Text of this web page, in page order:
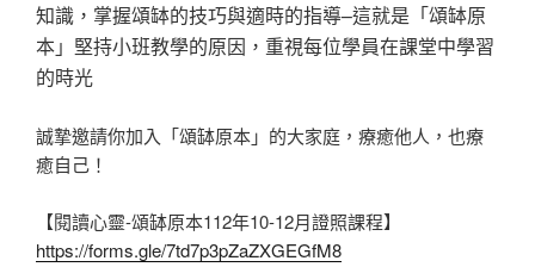
知識，掌握頌缽的技巧與適時的指導–這就是「頌缽原
本」堅持小班教學的原因，重視每位學員在課堂中學習
的時光
誠摯邀請你加入「頌缽原本」的大家庭，療癒他人，也療
癒自己！
【閱讀心靈-頌缽原本112年10-12月證照課程】
https://forms.gle/7td7p3pZaZXGEGfM8